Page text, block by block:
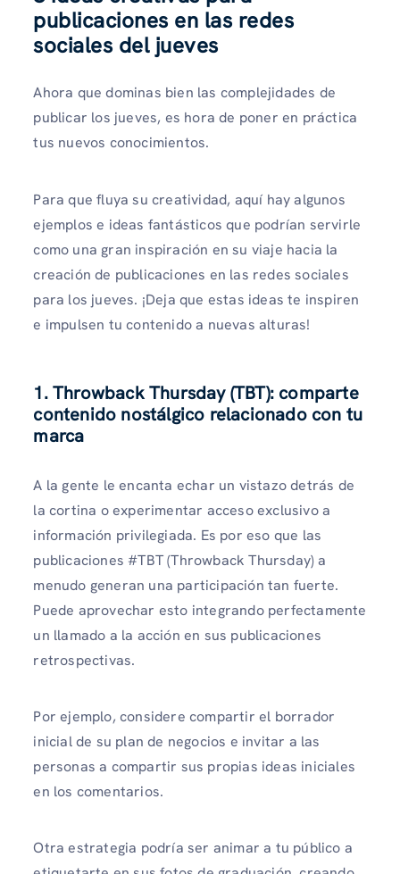
publicaciones en las redes
sociales del jueves
Ahora que dominas bien las complejidades de
publicar los jueves, es hora de poner en práctica
tus nuevos conocimientos.
Para que fluya su creatividad, aquí hay algunos
ejemplos e ideas fantásticos que podrían servirle
como una gran inspiración en su viaje hacia la
creación de publicaciones en las redes sociales
para los jueves. ¡Deja que estas ideas te inspiren
e impulsen tu contenido a nuevas alturas!
1. Throwback Thursday (TBT): comparte
contenido nostálgico relacionado con tu
marca
A la gente le encanta echar un vistazo detrás de
la cortina o experimentar acceso exclusivo a
información privilegiada. Es por eso que las
publicaciones #TBT (Throwback Thursday) a
menudo generan una participación tan fuerte.
Puede aprovechar esto integrando perfectamente
un llamado a la acción en sus publicaciones
retrospectivas.
Por ejemplo, considere compartir el borrador
inicial de su plan de negocios e invitar a las
personas a compartir sus propias ideas iniciales
en los comentarios.
Otra estrategia podría ser animar a tu público a